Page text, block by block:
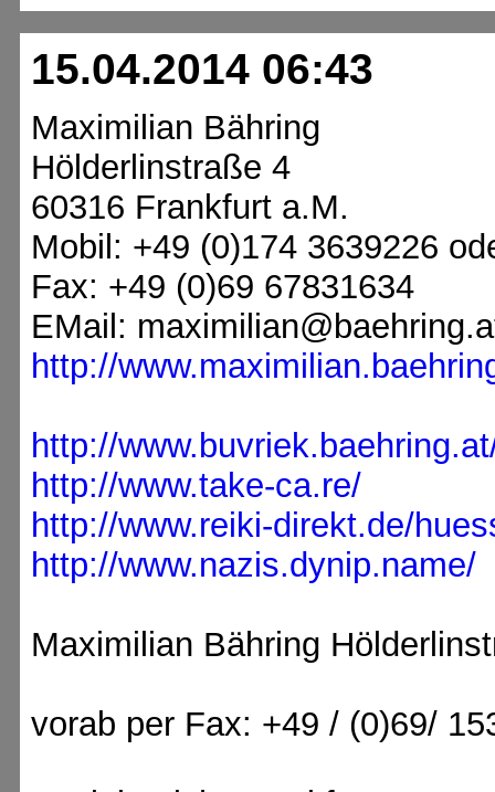
15.04.2014 06:43
Maximilian Bähring
Hölderlinstraße 4
60316 Frankfurt a.M.
Mobil: +49 (0)174 3639226
Fax: +49 (0)69 67831634
EMail:
http://
http://
http://www.take-ca.re/
http://www.reiki-direkt.de/
http://www.nazis.dynip.name/
Maximilian Bähring
vorab per Fax: +49 / (0)69/